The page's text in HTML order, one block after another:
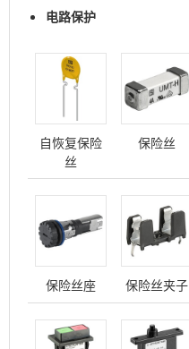
电路保护
自恢复保险
丝
保险丝
保险丝座 保险丝夹子